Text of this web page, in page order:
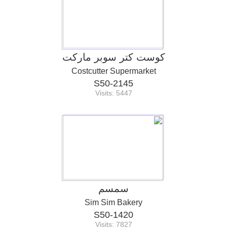
كوست كتر سوبر ماركت
Costcutter Supermarket
S50-2145
Visits: 5447
سمسم
Sim Sim Bakery
S50-1420
Visits: 7827